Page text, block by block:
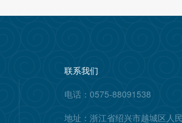
联系我们
电话：0575-88091538
地址：浙江省绍兴市越城区人